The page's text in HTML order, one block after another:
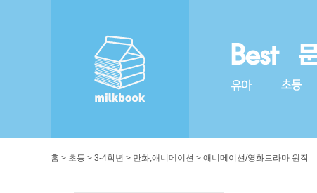
홈 > 초등 > 3-4학년 > 만화,애니메이션 > 애니메이션/영화드라마 원작